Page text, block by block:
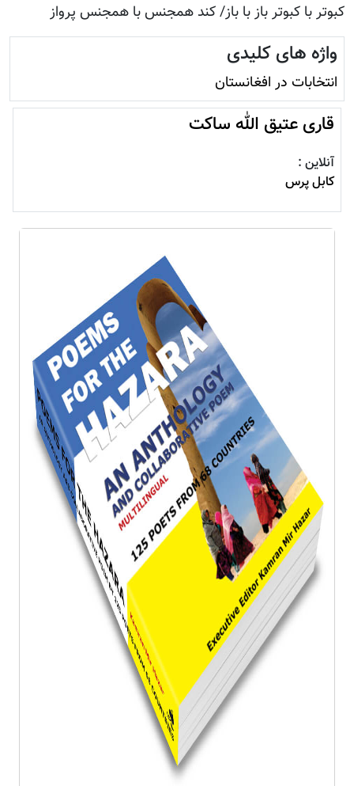
کبوتر با کبوتر باز با باز/ کند همجنس با همجنس پرواز
واژه های کلیدی
انتخابات در افغانستان
قاری عتیق الله ساکت
آنلاین :
کابل پرس